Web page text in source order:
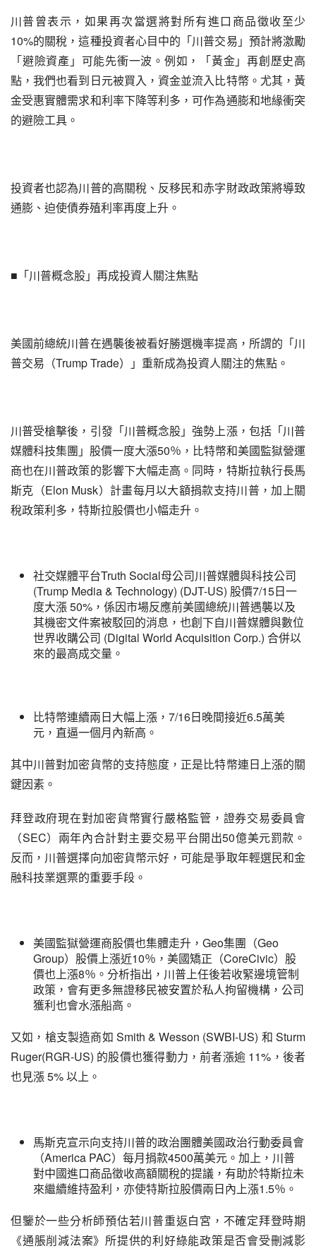
川普曾表示，如果再次當選將對所有進口商品徵收至少
10%的關稅，這種投資者心目中的「川普交易」預計將激勵
「避險資產」可能先衝一波。例如，「黃金」再創歷史高
點，我們也看到日元被買入，資金並流入比特幣。尤其，黃
金受惠實體需求和利率下降等利多，可作為通膨和地緣衝突
的避險工具。
投資者也認為川普的高關稅、反移民和赤字財政政策將導致
通膨、迫使債券殖利率再度上升。
■「川普概念股」再成投資人關注焦點
美國前總統川普在遇襲後被看好勝選機率提高，所謂的「川
普交易（Trump Trade）」重新成為投資人關注的焦點。
川普受槍擊後，引發「川普概念股」強勢上漲，包括「川普
媒體科技集團」股價一度大漲50％，比特幣和美國監獄營運
商也在川普政策的影響下大幅走高。同時，特斯拉執行長馬
斯克（Elon Musk）計畫每月以大額捐款支持川普，加上關
稅政策利多，特斯拉股價也小幅走升。
社交媒體平台Truth Social母公司川普媒體與科技公司
(Trump Media & Technology) (DJT-US) 股價7/15日一
度大漲 50%，係因市場反應前美國總統川普遇襲以及
其機密文件案被駁回的消息，也創下自川普媒體與數位
世界收購公司 (Digital World Acquisition Corp.) 合併以
來的最高成交量。
比特幣連續兩日大幅上漲，7/16日晚間接近6.5萬美
元，直逼一個月內新高。
其中川普對加密貨幣的支持態度，正是比特幣連日上漲的關
鍵因素。
拜登政府現在對加密貨幣實行嚴格監管，證券交易委員會
（SEC）兩年內合計對主要交易平台開出50億美元罰款。
反而，川普選擇向加密貨幣示好，可能是爭取年輕選民和金
融科技業選票的重要手段。
美國監獄營運商股價也集體走升，Geo集團（Geo
Group）股價上漲近10％，美國矯正（CoreCivic）股
價也上漲8％。分析指出，川普上任後若收緊邊境管制
政策，會有更多無證移民被安置於私人拘留機構，公司
獲利也會水漲船高。
又如，槍支製造商如 Smith & Wesson (SWBI-US) 和 Sturm
Ruger(RGR-US) 的股價也獲得動力，前者漲逾 11%，後者
也見漲 5% 以上。
馬斯克宣示向支持川普的政治團體美國政治行動委員會
（America PAC）每月捐款4500萬美元。加上，川普
對中國進口商品徵收高額關稅的提議，有助於特斯拉未
來繼續維持盈利，亦使特斯拉股價兩日內上漲1.5％。
但鑒於一些分析師預估若川普重返白宮，不確定拜登時期
《通脹削減法案》所提供的利好綠能政策是否會受刪減影